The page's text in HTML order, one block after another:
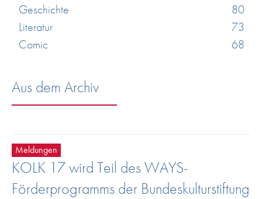
Geschichte
80
Literatur
73
Comic
68
Aus dem Archiv
Meldungen
KOLK 17 wird Teil des WAYS-
Förderprogramms der Bundeskulturstiftung